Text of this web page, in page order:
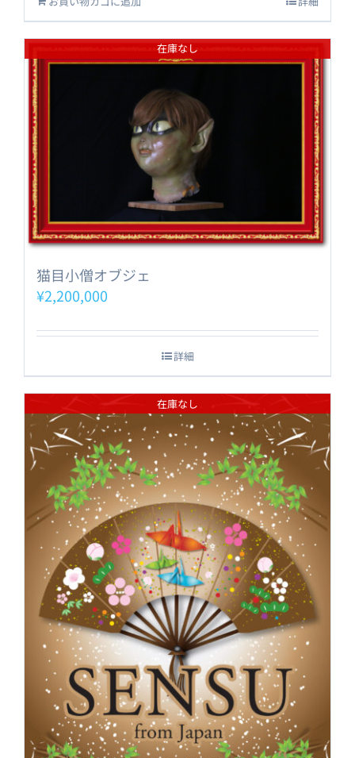
在庫なし
猫目小僧オブジェ
¥2,200,000
詳細
在庫なし